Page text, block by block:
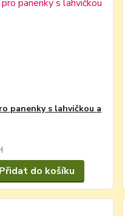
panenky s lahvičkou a
Přidat do košíku